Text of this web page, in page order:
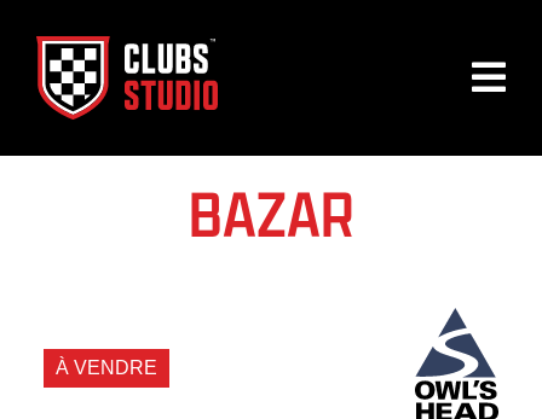
BAZAR
À VENDRE